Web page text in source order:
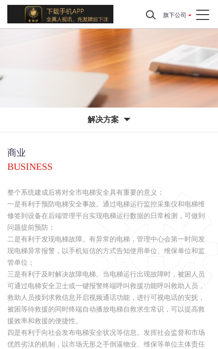
旗下公司
解决方案
商业
BUSINESS
整个系统建成后将对全市电梯安全具有重要的意义：
一是有利于预防电梯安全事故。通过电梯运行监控采集仪和电梯维
修签到设备在后端管理平台实现电梯运行数据的日常检测，可做到
问题提前预防；
二是有利于发现电梯故障。有异常的电梯，管理中心会第一时间发
现电梯异常报警，以手机短信的方式告知使用单位、维保单位和监
管单位；
三是有利于及时解决故障电梯。当电梯运行出现故障时，被困人员
可通过电梯安全卫士或一键报警终端呼叫救援功能呼叫救助人员，
救助人员接到求救信息开启视频通话功能，进行可视电话的安抚，
被困等待救援的同时终端自动播放电梯自救求生常识，可以提高救
援效率和救援的便捷性。
四是有利于向社会发布电梯安全状况等信息。发挥社会监督和市场
优胜劣汰的机制，以市场无形之手倒逼物业、维保等单位主体责任